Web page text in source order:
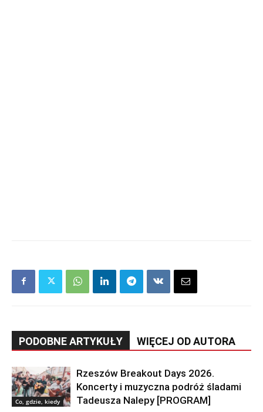
PODOBNE ARTYKUŁY WIĘCEJ OD AUTORA
Co, gdzie, kiedy
Rzeszów Breakout Days 2026.
Koncerty i muzyczna podróż śladami
Tadeusza Nalepy [PROGRAM]